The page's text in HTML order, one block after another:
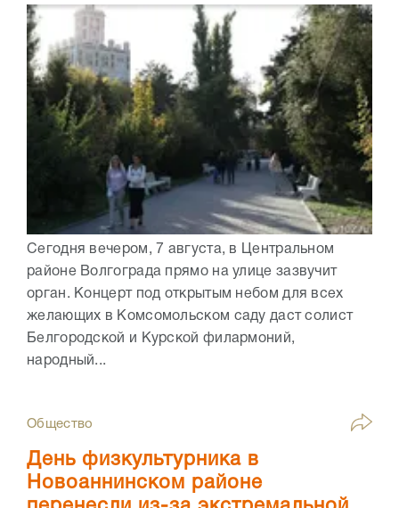
Сегодня вечером, 7 августа, в Центральном
районе Волгограда прямо на улице зазвучит
орган. Концерт под открытым небом для всех
желающих в Комсомольском саду даст солист
Белгородской и Курской филармоний,
народный...
Общество
День физкультурника в
Новоаннинском районе